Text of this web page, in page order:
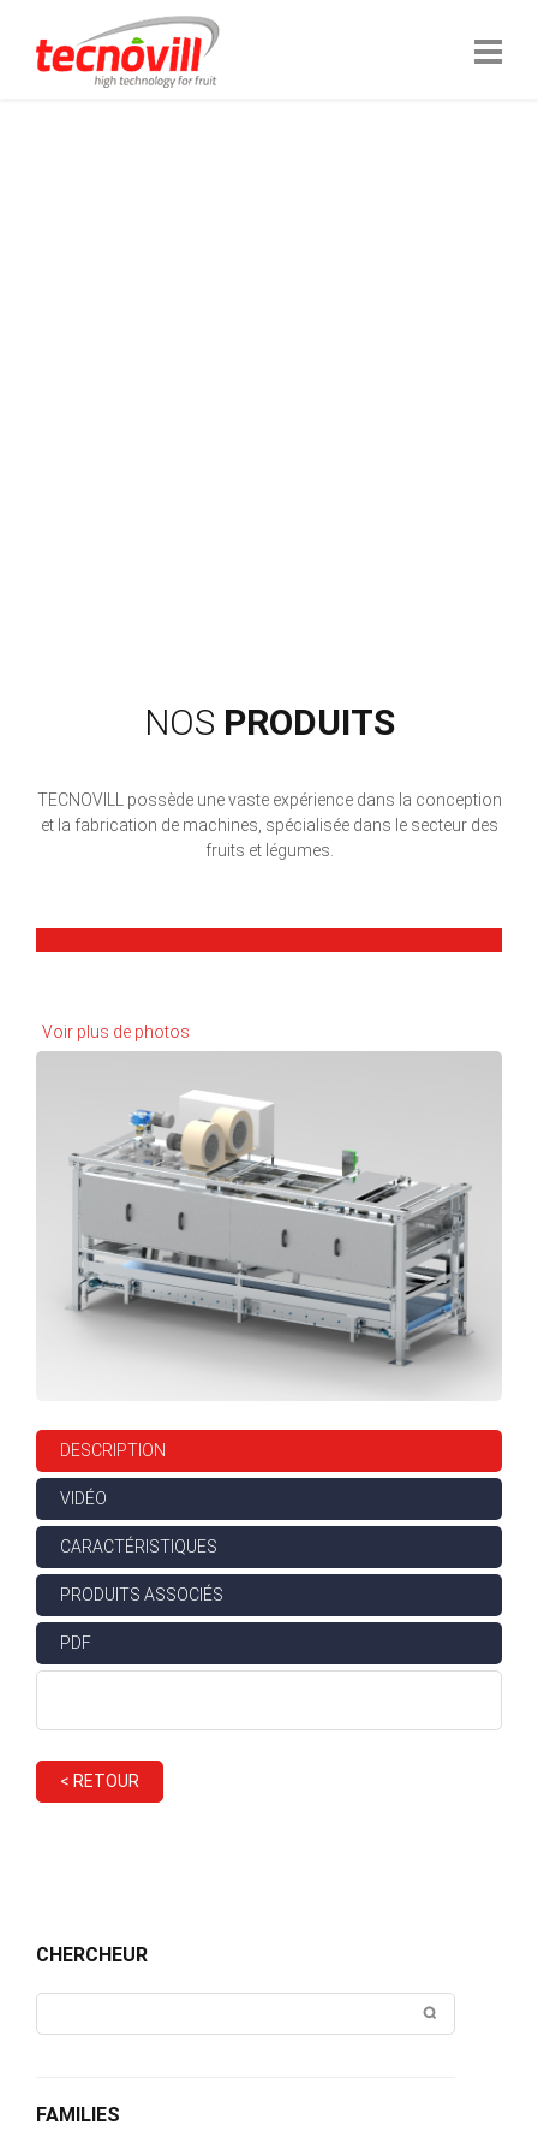
NOS PRODUITS
TECNOVILL possède une vaste expérience dans la conception
et la fabrication de machines, spécialisée dans le secteur des
fruits et légumes.
Voir plus de photos
DESCRIPTION
VIDÉO
CARACTÉRISTIQUES
PRODUITS ASSOCIÉS
PDF
< RETOUR
CHERCHEUR
FAMILIES